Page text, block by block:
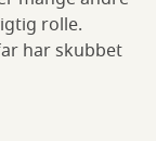
rolle.
har skubbet